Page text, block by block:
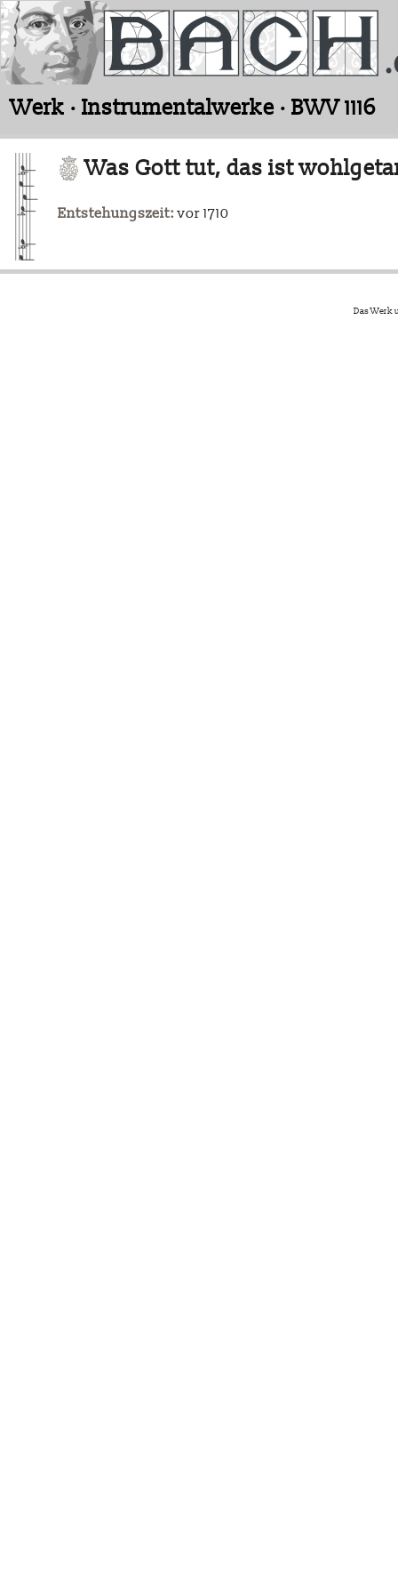
Werk · Instrumentalwerke · BWV 1116
Was Gott tut, das ist
Entstehungszeit: vor 1710
Das Werk